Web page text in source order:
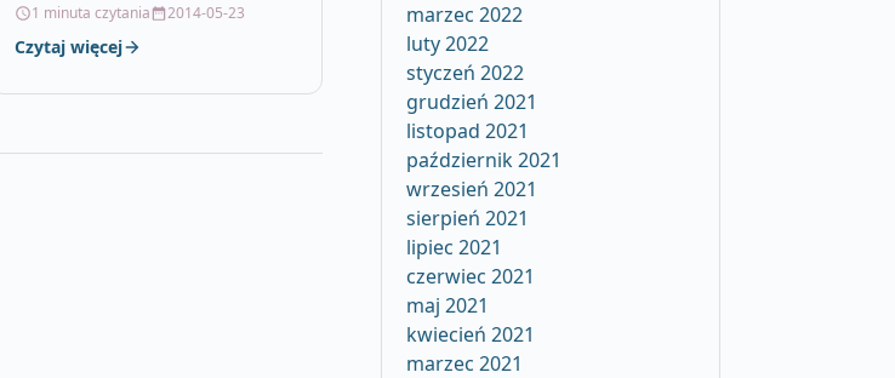
zawór do mauzera 1000l, tablica
pl solec kujawski, rumianka…
1 minuta czytania 2014-05-23
Czytaj więcej
marzec 2022
luty 2022
styczeń 2022
grudzień 2021
listopad 2021
październik 2021
wrzesień 2021
sierpień 2021
lipiec 2021
czerwiec 2021
maj 2021
kwiecień 2021
marzec 2021